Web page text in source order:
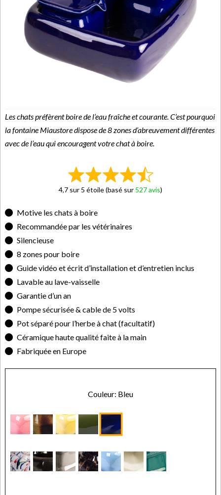
Les chats préfèrent boire de l’eau fraîche et courante. C’est pourquoi
la fontaine Miaustore dispose de 8 zones d’abreuvement différentes
avec de l’eau qui encouragent votre chat à boire.
4,7 sur 5 étoile (basé sur 527 avis)
Motive les chats à boire
Recommandée par les vétérinaires
Silencieuse
8 zones pour boire
Guide vidéo et écrit d’installation et d’entretien inclus
Lavable au lave-vaisselle
Garantie d’un an
Pompe sécurisée & cable de 5 volts
Pot séparé pour l’herbe à chat (facultatif)
Céramique haute qualité faite à la main
Fabriquée en Europe
Couleur: Bleu